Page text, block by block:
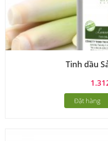
Tinh dầu
Đặt hàng